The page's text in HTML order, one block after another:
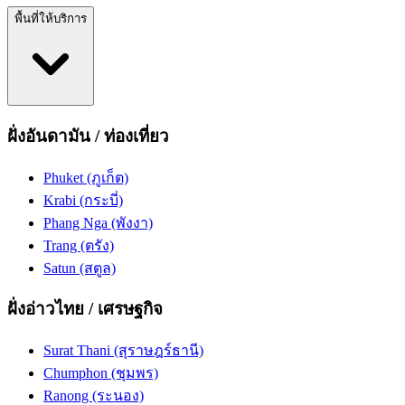
พื้นที่ให้บริการ
ฝั่งอันดามัน / ท่องเที่ยว
Phuket (ภูเก็ต)
Krabi (กระบี่)
Phang Nga (พังงา)
Trang (ตรัง)
Satun (สตูล)
ฝั่งอ่าวไทย / เศรษฐกิจ
Surat Thani (สุราษฎร์ธานี)
Chumphon (ชุมพร)
Ranong (ระนอง)